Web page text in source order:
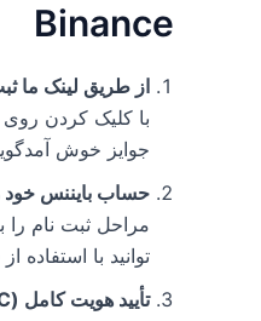
Binance
از طریق لینک ما
با کلیک کردن
جوایز خوش
حساب بایننس خود
مراحل ثبت نام را
توانید با استفاده
تأیید هویت کامل (KYC)